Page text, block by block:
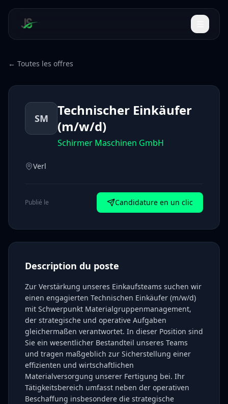
← Toutes les offres
SM
Technischer Einkäufer
(m/w/d)
Schirmer Maschinen GmbH
Verl
Publié le Candidature en un clic
Description du poste
Zur Verstärkung unseres Einkaufsteams suchen wir
einen engagierten Technischen Einkäufer (m/w/d)
mit Schwerpunkt Materialgruppenmanagement,
der strategische und operative Aufgaben
gleichermaßen verantwortet. In dieser Position sind
Sie ein wesentlicher Bestandteil unseres Teams
und tragen maßgeblich zur Sicherstellung einer
effizienten und wirtschaftlichen
Materialversorgung unserer Fertigung bei. Ihr
Tätigkeitsbereich umfasst neben der operativen
Beschaffung insbesondere die strategische